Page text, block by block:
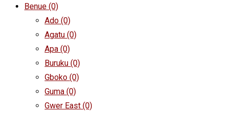
Benue (0)
Ado (0)
Agatu (0)
Apa (0)
Buruku (0)
Gboko (0)
Guma (0)
Gwer East (0)